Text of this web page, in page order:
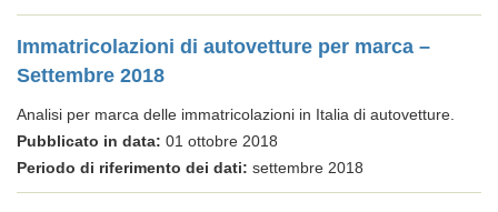
Immatricolazioni di autovetture per marca –
Settembre 2018
Analisi per marca delle immatricolazioni in Italia di autovetture.
Pubblicato in data: 01 ottobre 2018
Periodo di riferimento dei dati: settembre 2018